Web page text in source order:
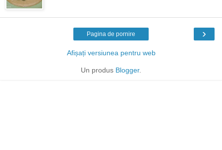
›
Pagina de pornire
Afișați versiunea pentru web
Un produs Blogger.